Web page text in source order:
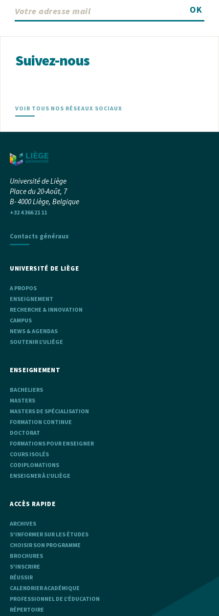
OK
Suivez-nous
VOIR TOUS NOS RÉSEAUX SOCIAUX
Université de Liège
Place du 20-Août, 7
B- 4000 Liège, Belgique
+32 4 366 21 11
Contacts généraux
UNIVERSITÉ DE LIÈGE
A PROPOS
ENSEIGNEMENT
RECHERCHE & INNOVATION
CAMPUS
NEWS & AGENDAS
SOUTENIR L'ULIÈGE
ENSEIGNEMENT
BACHELIERS
MASTERS
MASTERS DE SPÉCIALISATION
FORMATION CONTINUE
DOCTORAT
FORMATIONS POUR ENSEIGNER
COURS ISOLÉS
CODIPLOMATIONS
ENSEIGNER À L'ULIÈGE
ACCÈS RAPIDE
ARCHIVES
S'INFORMER SUR LES ÉTUDES
CHOISIR SON PROGRAMME
BROCHURES
S'INSCRIRE
RÉUSSIR
CALENDRIER ACADÉMIQUE
PROFESSIONNEL DE L'ÉDUCATION
RÉPERTOIRE